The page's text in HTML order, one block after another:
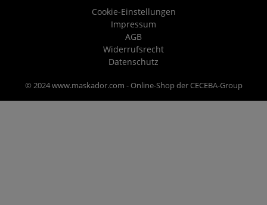
Cookie-Einstellungen
Impressum
AGB
Widerrufsrecht
Datenschutz
© 2024 www.maskador.com - Online-Shop der CECEBA-Group